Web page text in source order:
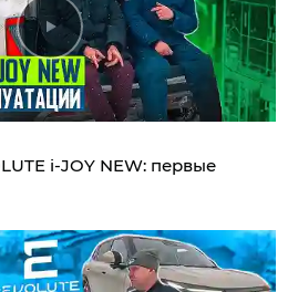
i‑JOY NEW: первые